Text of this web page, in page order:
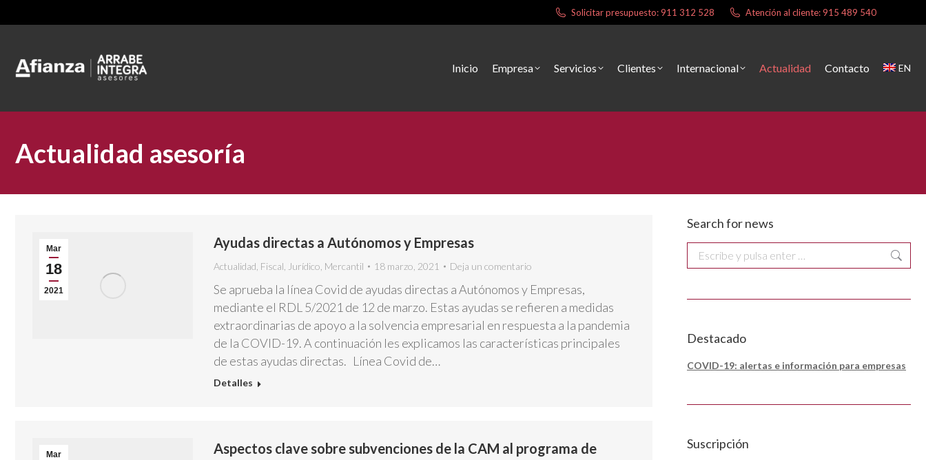
Solicitar presupuesto: 911 312 528 Atención al cliente: 915 489 540
Inicio Empresa Servicios Clientes Internacional Actualidad Contacto EN
Actualidad asesoría
Mar
18
2021
Ayudas directas a Autónomos y Empresas
Actualidad Fiscal Jurídico Mercantil 18 marzo, 2021 Deja un comentario
Se aprueba la línea Covid de ayudas directas a Autónomos y Empresas,
mediante el RDL 5/2021 de 12 de marzo. Estas ayudas se refieren a medidas
extraordinarias de apoyo a la solvencia empresarial en respuesta a la pandemia
de la COVID-19. A continuación les explicamos las características principales
de estas ayudas directas. Línea Covid de…
Detalles
Mar
Aspectos clave sobre subvenciones de la CAM al programa de
Search for news
Buscar:
Destacado
COVID-19: alertas e información para empresas
Suscripción